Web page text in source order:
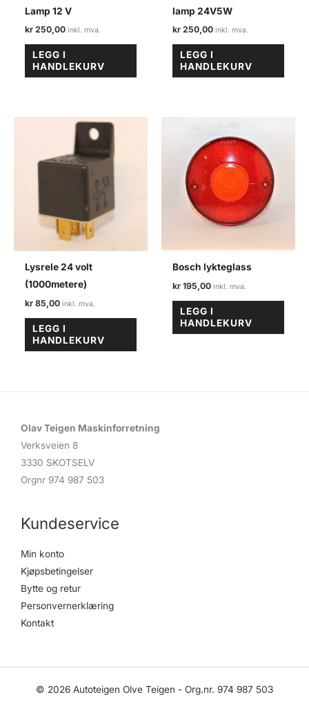
Lamp 12 V
kr 250,00
LEGG I
HANDLEKURV
lamp 24V5W
kr 250,00
LEGG I
HANDLEKURV
Lysrele 24 volt
(1000metere)
kr 85,00
LEGG I
HANDLEKURV
Bosch lykteglass
kr 195,00
LEGG I
HANDLEKURV
Olav Teigen Maskinforretning
Verksveien 8
3330 SKOTSELV
Orgnr 974 987 503
Kundeservice
Min konto
Kjøpsbetingelser
Bytte og retur
Personvernerklæring
Kontakt
© 2026 Autoteigen Olve Teigen - Org.nr. 974 987 503